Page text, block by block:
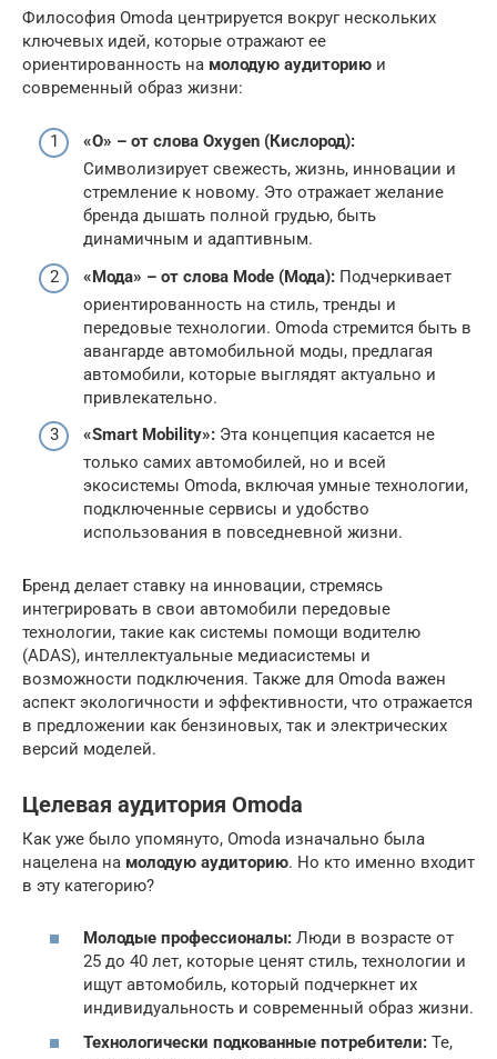
Философия Omoda центрируется вокруг нескольких
ключевых идей, которые отражают ее
ориентированность на молодую аудиторию и
современный образ жизни:
«О» – от слова Oxygen (Кислород):
Символизирует свежесть, жизнь, инновации и
стремление к новому. Это отражает желание
бренда дышать полной грудью, быть
динамичным и адаптивным.
«Мода» – от слова Mode (Мода): Подчеркивает
ориентированность на стиль, тренды и
передовые технологии. Omoda стремится быть в
авангарде автомобильной моды, предлагая
автомобили, которые выглядят актуально и
привлекательно.
«Smart Mobility»: Эта концепция касается не
только самих автомобилей, но и всей
экосистемы Omoda, включая умные технологии,
подключенные сервисы и удобство
использования в повседневной жизни.
Бренд делает ставку на инновации, стремясь
интегрировать в свои автомобили передовые
технологии, такие как системы помощи водителю
(ADAS), интеллектуальные медиасистемы и
возможности подключения. Также для Omoda важен
аспект экологичности и эффективности, что отражается
в предложении как бензиновых, так и электрических
версий моделей.
Целевая аудитория Omoda
Как уже было упомянуто, Omoda изначально была
нацелена на молодую аудиторию. Но кто именно входит
в эту категорию?
Молодые профессионалы: Люди в возрасте от
25 до 40 лет, которые ценят стиль, технологии и
ищут автомобиль, который подчеркнет их
индивидуальность и современный образ жизни.
Технологически подкованные потребители: Те,